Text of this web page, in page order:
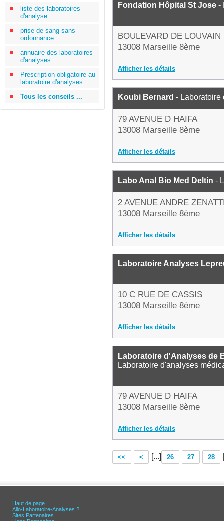
liste des laboratoires
d'analyse
prise de sang sans
ordonnance
annuaire des laboratoires
d'analyses
Prescription obligatoire au
laboratoire d'analyses
Tous les conseils ...
Fondation Hôpital St Jose -
BOULEVARD DE LOUVAIN
13008 Marseille 8ème
Afficher les détails
Koubi Bernard - Laboratoire
79 AVENUE D HAIFA
13008 Marseille 8ème
Afficher les détails
Labo Anal Bio Med Deltin -
2 AVENUE ANDRE
13008 Marseille 8ème
Afficher les détails
Laboratoire Analyses
10 C RUE DE CASSIS
13008 Marseille 8ème
Afficher les détails
Laboratoire d'Analyses de
Laboratoire d'analyses
79 AVENUE D HAIFA
13008 Marseille 8ème
Afficher les détails
<< < [...] 26 27 28
Haut de page
Allo-Laboratoire-Analyses ?
Sites Partenaires